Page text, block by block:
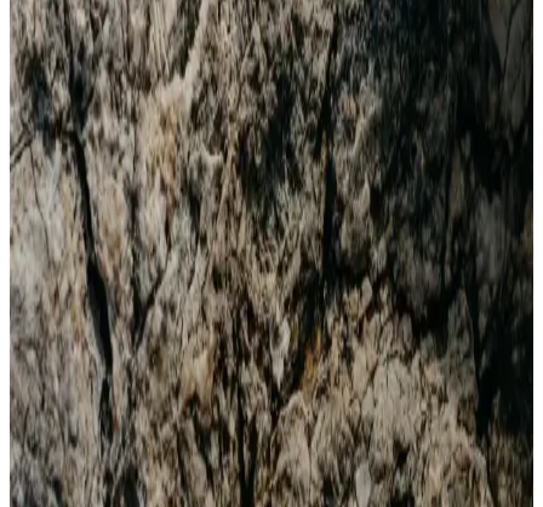
Adidas Outdoor Yürüyüş Ayakkabıları
Karşılaştırması: Su Geçirmezlik, Konfor ve
Dayanıklılık
İki adidas outdoor ayakkabısı karşılaştırmasıyla su geçirmezlik,
konfor ve dayanıklılık özelliklerini keşfedin. Hangi model daha
uygun ve performanslı? Detaylar burada.
Adidas Lite Racer 3.0 Spor Ayakkabıları: Şıklık ve
Konforun Buluşma Noktası
Lite Racer 3.0, hafifliği ve şık tasarımıyla günlük yaşam ve spor
aktiviteleri için ideal, çeşitli renk seçenekleriyle tarzınıza uygun,
konfor ve performansı bir arada sunan modern ayakkabılar.
adidas Superstar Gold: Şıklık ve Konforun
Buluştuğu Modern Spor Ayakkabı
Adidas Superstar Gold, şık tasarımı ve konforuyla günlük ve özel
anlar için ideal, dayanıklı ve modaya uygun bir spor ayakkabısıdır.